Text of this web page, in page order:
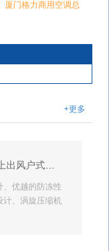
厦门格力商用空调总
+更多
、优越的防冻性
、涡旋压缩机